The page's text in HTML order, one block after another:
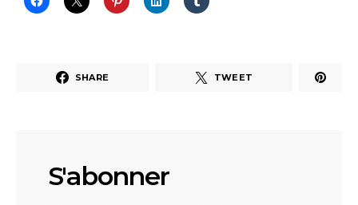
SHARE TWEET
S'abonner